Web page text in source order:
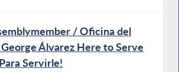
/ Oficina del
Álvarez Here to Serve
Servirle!